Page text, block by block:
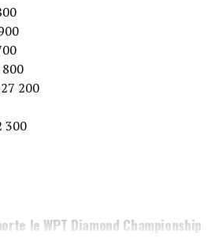
200
300
le WPT Diamond Championship